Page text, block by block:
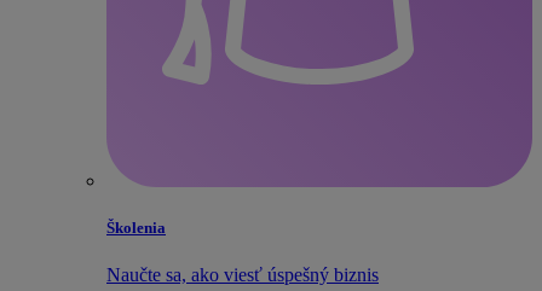
Školenia
Naučte sa, ako viesť úspešný biznis